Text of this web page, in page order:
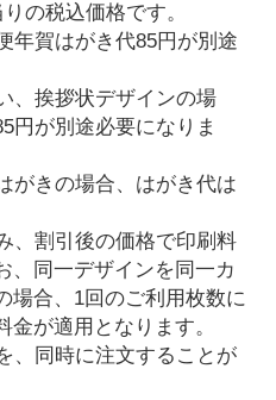
の税込価格です。
年賀はがき代85円が別途
、挨拶状デザインの場
円が別途必要になりま
がきの場合、はがき代は
、割引後の価格で印刷料
、同一デザインを同一カ
場合、1回のご利用枚数に
が適用となります。
、同時に注文することが